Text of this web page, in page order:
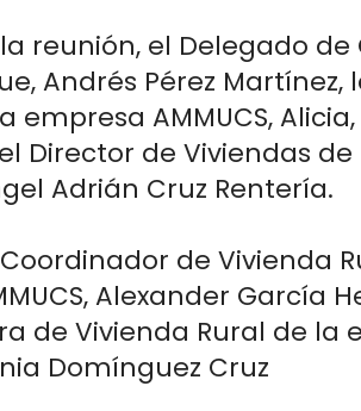
reunión, el Delegado de
Andrés Pérez
empresa AMMUCS,
Director de Viviendas
Adrián Cruz Rentería.
de Vivienda
Alexander García
de Vivienda Rural de la
Domínguez Cruz